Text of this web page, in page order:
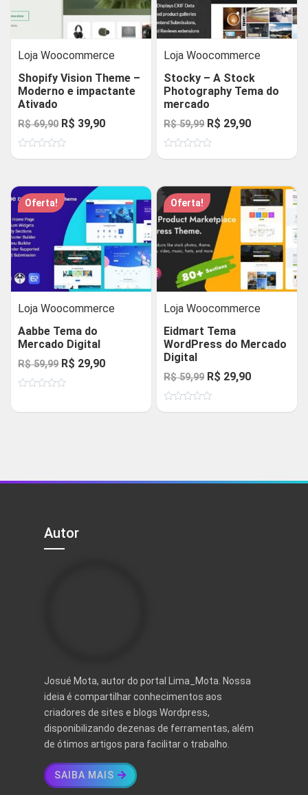
Loja Woocommerce
Shopify Vision Theme –
Moderno e impactante
Ativado
R$69,90 O
preço
original
R$ 69,90.
R$ 39,90O
atual
R$ 39,90.
Loja Woocommerce
Stocky – A Stock
Photography Tema do
mercado
R$59,99 O
preço
original
R$ 59,99.
R$ 29,90O
atual
R$ 29,90.
Oferta!
Loja Woocommerce
Aabbe Tema do
Mercado Digital
R$59,99 O
preço
R$ 29,90O
de
Oferta!
Loja Woocommerce
Eidmart Tema
WordPress do Mercado
Digital
R$59,99 O
preço
original
R$ 29,90O
atual
Autor
Josué Mota, autor do portal Lima_Mota. Nossa
ideia é compartilhar conhecimentos aos
criadores de sites e blogs Wordpress,
disponibilizando dezenas de ferramentas, além
de ótimos artigos para facilitar o trabalho.
SAIBA MAIS